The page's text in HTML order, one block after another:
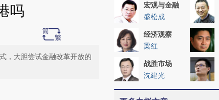
吗
，大胆尝试金融改革开放的
宏观与金融
盛松成
经济观察
梁红
战胜市场
沈建光